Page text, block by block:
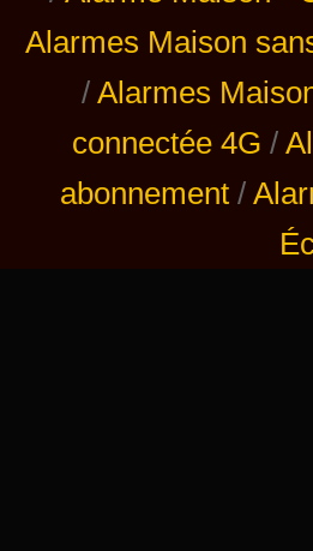
Alarmes Maison
/ Alarmes
connectée 4G /
abonnement /